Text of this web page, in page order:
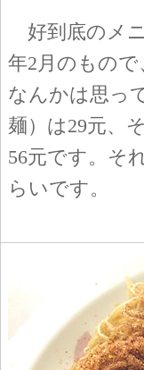
好到底のメ
年2月のもの
なんかは思っ
麺）は29元、
56元です。そ
らいです。